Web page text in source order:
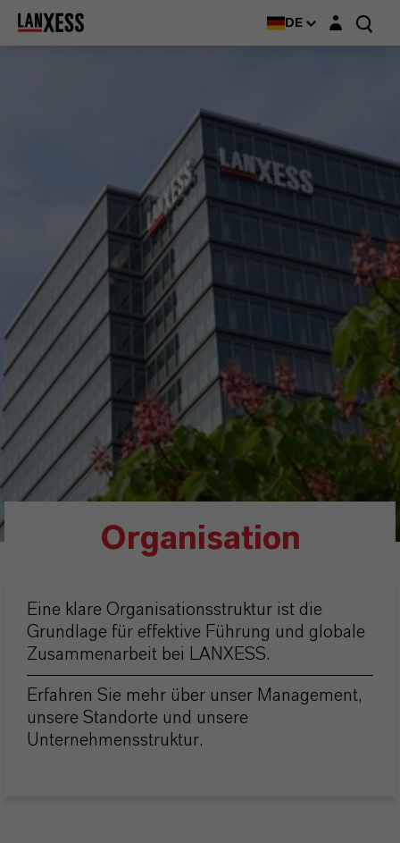
DE Login-Maske
Organisation
Eine klare Organisationsstruktur ist die
Grundlage für effektive Führung und globale
Zusammenarbeit bei LANXESS.
Erfahren Sie mehr über unser Management,
unsere Standorte und unsere
Unternehmensstruktur.